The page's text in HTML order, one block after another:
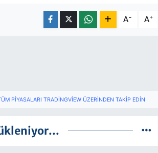
A- A+
PIYASALARI TRADINGVIEW ÜZERINDEN TAKIP EDIN